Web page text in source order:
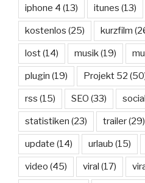
iphone 4 (13) itunes (13)
kostenlos (25) kurzfilm
lost(14) musik(19)
plugin (19) Projekt 52
rss (15) SEO (33)
statistiken (23) trailer(29)
update (14) urlaub (15)
video (45) viral (17)